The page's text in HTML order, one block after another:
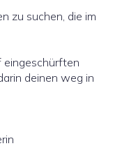
zu suchen, die im
deinen weg in